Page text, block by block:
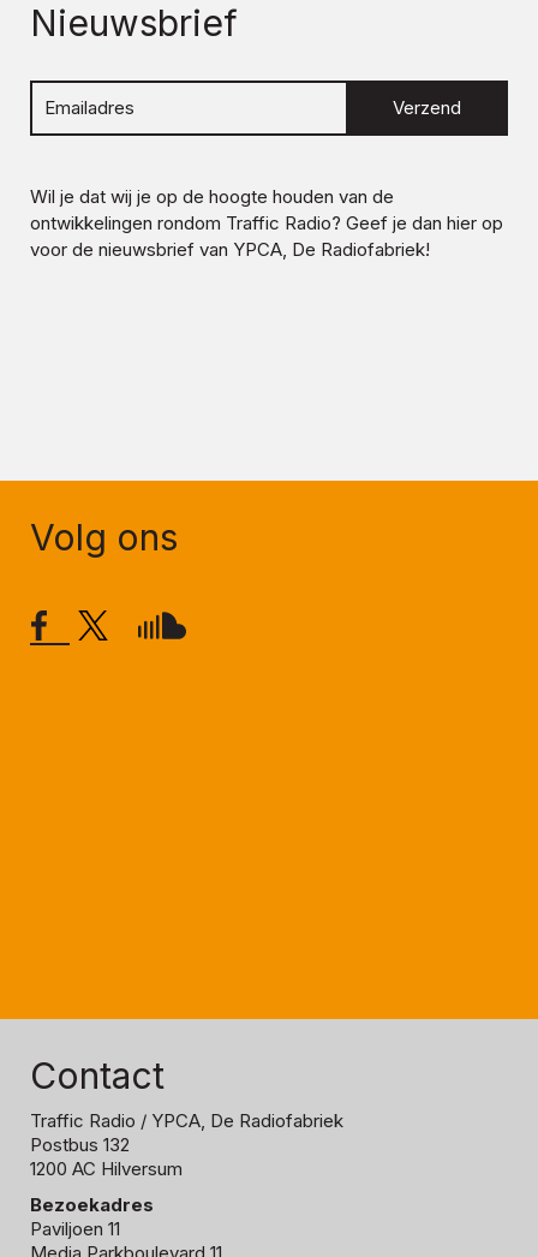
Nieuwsbrief
Verzend
Wil je dat wij je op de hoogte houden van de
ontwikkelingen rondom Traffic Radio? Geef je dan hier op
voor de nieuwsbrief van YPCA, De Radiofabriek!
Volg ons
Contact
Traffic Radio / YPCA, De Radiofabriek
Postbus 132
1200 AC Hilversum
Bezoekadres
Paviljoen 11